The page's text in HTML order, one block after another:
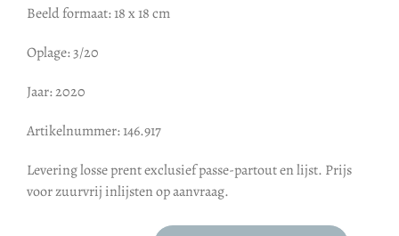
Beeld formaat: 18 x 18 cm
Oplage: 3/20
Jaar: 2020
Artikelnummer: 146.917
Levering losse prent exclusief passe-partout en lijst. Prijs
voor zuurvrij inlijsten op aanvraag.